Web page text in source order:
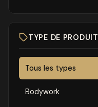
TYPE DE PRODUIT
Tous les types
Bodywork